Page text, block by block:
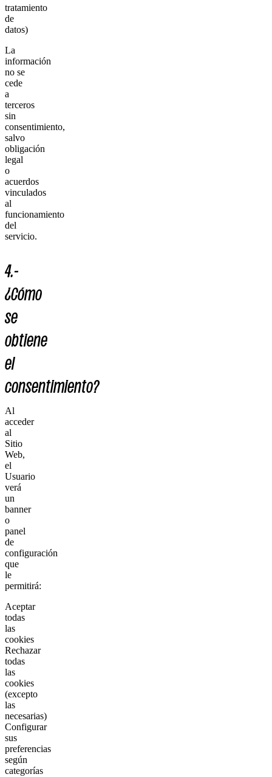
tratamiento
de
datos)
La
información
no se
cede
a
terceros
sin
consentimiento,
salvo
obligación
legal
o
acuerdos
vinculados
al
funcionamiento
del
servicio.
4.-
¿Cómo
se
obtiene
el
consentimiento?
Al
acceder
al
Sitio
Web,
el
Usuario
verá
un
banner
o
panel
de
configuración
que
le
permitirá:
Aceptar
todas
las
cookies
Rechazar
todas
las
cookies
(excepto
las
necesarias)
Configurar
sus
preferencias
según
categorías